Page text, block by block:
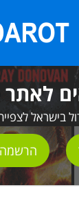
בישראל